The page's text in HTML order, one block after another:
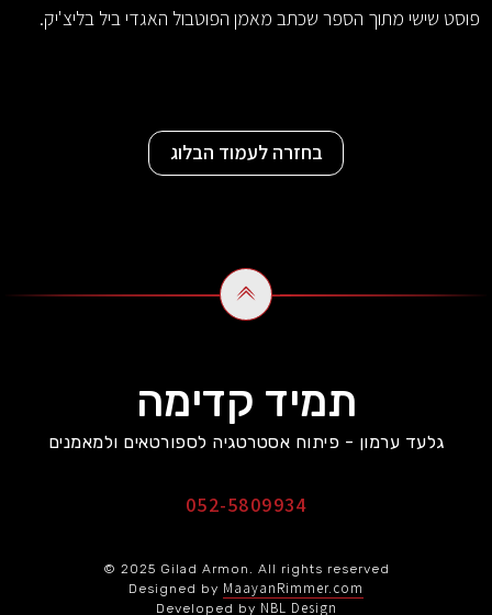
פוסט שישי מתוך הספר שכתב מאמן הפוטבול האגדי ביל בליצ'יק.
בחזרה לעמוד הבלוג
תמיד קדימה
גלעד ערמון - פיתוח אסטרטגיה לספורטאים ולמאמנים
052-5809934
© 2025 Gilad Armon. All rights reserved
Designed by MaayanRimmer.com
Developed by NBL Design